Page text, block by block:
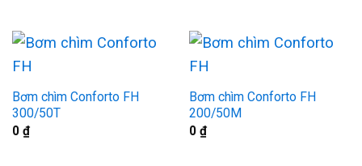
Bơm chìm Conforto FH
300/50T
0 ₫
Bơm chìm Conforto FH
200/50M
0 ₫